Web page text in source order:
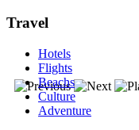
Travel
Hotels
Flights
Beachs
Culture
Adventure